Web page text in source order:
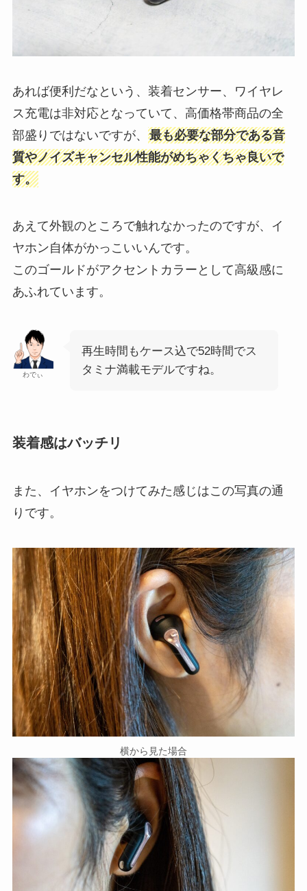
あれば便利だなという、装着センサー、ワイヤレ
ス充電は非対応となっていて、高価格帯商品の全
部盛りではないですが、 最も必要な部分である音
質やノイズキャンセル性能がめちゃくちゃ良いで
す。
あえて外観のところで触れなかったのですが、イ
ヤホン自体がかっこいいんです。
このゴールドがアクセントカラーとして高級感に
あふれています。
わでぃ
再生時間もケース込で52時間でス
タミナ満載モデルですね。
装着感はバッチリ
また、イヤホンをつけてみた感じはこの写真の通
りです。
横から見た場合